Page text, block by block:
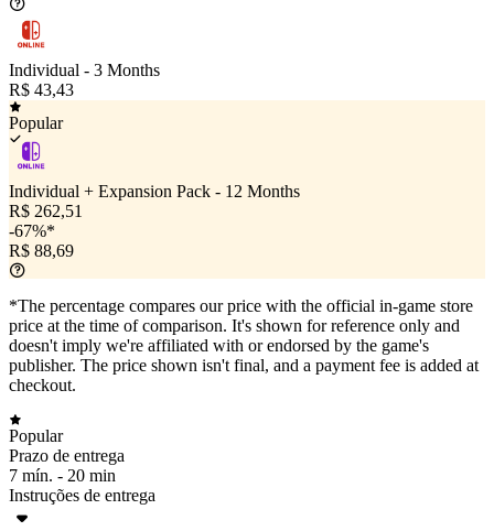
Individual - 3 Months
R$ 43,43
Popular
Individual + Expansion Pack - 12 Months
R$ 262,51
-67%*
R$ 88,69
*The percentage compares our price with the official in-game store
price at the time of comparison. It's shown for reference only and
doesn't imply we're affiliated with or endorsed by the game's
publisher. The price shown isn't final, and a payment fee is added at
checkout.
Popular
Prazo de entrega
7 mín. - 20 min
Instruções de entrega